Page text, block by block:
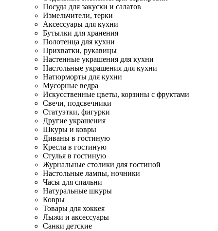
Посуда для закуски и салатов
Измельчители, терки
Аксессуары для кухни
Бутылки для хранения
Полотенца для кухни
Прихватки, рукавицы
Настенные украшения для кухни
Настольные украшения для кухни
Натюрморты для кухни
Мусорные ведра
Искусственные цветы, корзины с фруктами
Свечи, подсвечники
Статуэтки, фигурки
Другие украшения
Шкуры и ковры
Диваны в гостиную
Кресла в гостиную
Стулья в гостиную
Журнальные столики для гостиной
Настольные лампы, ночники
Часы для спальни
Натуральные шкуры
Ковры
Товары для хоккея
Лыжи и аксессуары
Санки детские